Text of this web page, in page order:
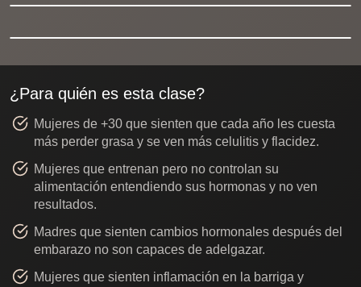
¿Para quién es esta clase?
Mujeres de +30 que sienten que cada año les cuesta
más perder grasa y se ven más celulitis y flacidez.
Mujeres que entrenan pero no controlan su
alimentación entendiendo sus hormonas y no ven
resultados.
Madres que sienten cambios hormonales después del
embarazo no son capaces de adelgazar.
Mujeres que sienten inflamación en la barriga y